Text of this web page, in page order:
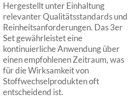
Hergestellt unter Einhaltung
relevanter Qualitätsstandards und
Reinheitsanforderungen. Das 3er
Set gewährleistet eine
kontinuierliche Anwendung über
einen empfohlenen Zeitraum, was
für die Wirksamkeit von
Stoffwechselprodukten oft
entscheidend ist.